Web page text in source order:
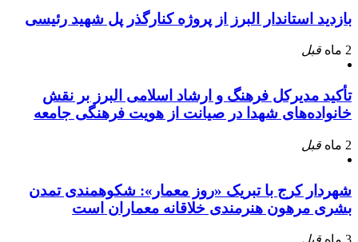
بازدید استاندار البرز از پروژه کنارگذر پل شهید رئیسی
2 ماه قبل
تأکید مدیرکل فرهنگ و ارشاد اسلامی البرز بر نقش
خانواده‌های شهدا در صیانت از هویت فرهنگی جامعه
2 ماه قبل
شهردار کرج با تبریک «روز معمار»: شکوهمندی تمدن
بشری مرهون هنرمندی خلاقانه معماران است